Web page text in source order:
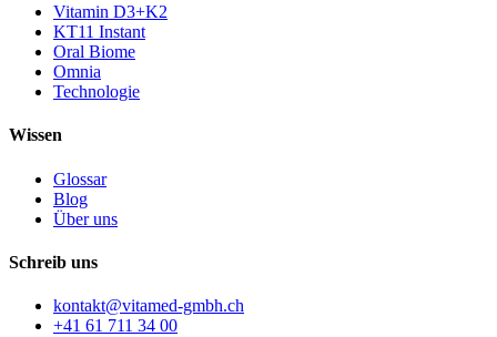
Vitamin D3+K2
KT11 Instant
Oral Biome
Omnia
Technologie
Wissen
Glossar
Blog
Über uns
Schreib uns
kontakt@vitamed-gmbh.ch
+41 61 711 34 00